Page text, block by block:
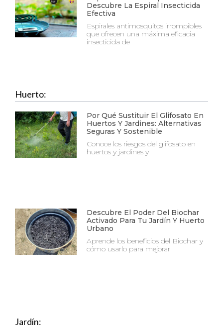
Descubre La Espiral Insecticida
Efectiva
Espirales antimosquitos irrompibles
que ofrecen una máxima eficacia
insecticida de
Huerto:
Por Qué Sustituir El Glifosato En
Huertos Y Jardines: Alternativas
Seguras Y Sostenible
Conoce los riesgos del glifosato en
huertos y jardines y
Descubre El Poder Del Biochar
Activado Para Tu Jardín Y Huerto
Urbano
Aprende los beneficios del Biochar y
cómo usarlo para mejorar
Jardín: